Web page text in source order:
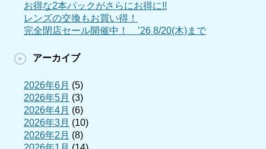
お得な2本パックがさらにお得に!!
レンズの交換もお買い得！
完全閉店セール開催中！ ’26 8/20(木)まで
アーカイブ
2026年6月 (5)
2026年5月 (3)
2026年4月 (6)
2026年3月 (10)
2026年2月 (8)